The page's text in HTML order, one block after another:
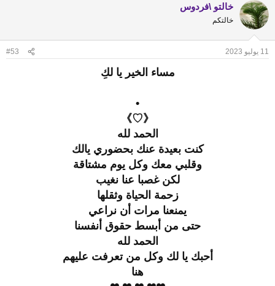
c
t
i
s
خالتو \فردوس
خالتكم
11 يوليو 2023 #53
مساء الخير يا لكِ
•
《♡》
الحمد لله
كنت بعيدة عنك بحضوري يالك
وقلبي معك وكل يوم مشتاقة
لكن غصبا عنا نغيب
زحمة الحياة وثقلها
يمنعنا مرات أن نراعي
حتى من أبسط حقوق أنفسنا
الحمد لله
أحبك يا لك وكل من تعرفت عليهم
هنا